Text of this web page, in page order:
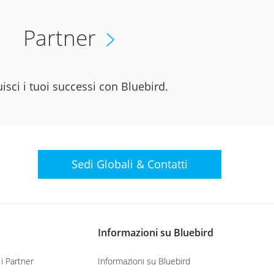
Partner
i tuoi successi con Bluebird.
Sedi Globali & Contatti
Partner
Informazioni su Bluebird
Informazioni su Bluebird